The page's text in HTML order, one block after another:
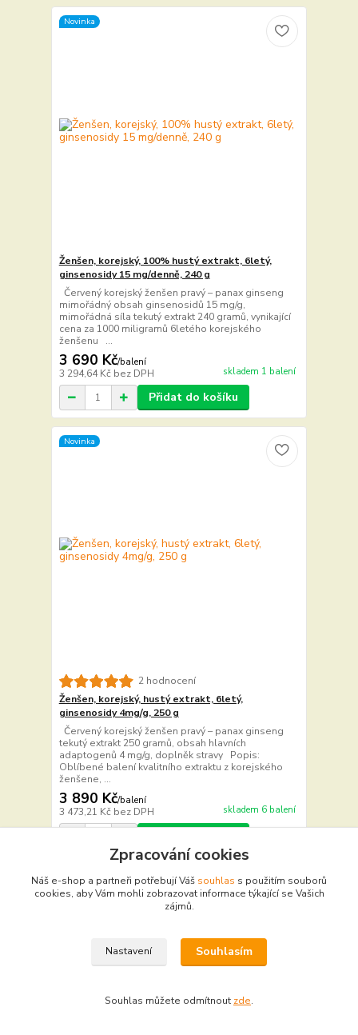
Novinka
Ženšen, korejský, 100% hustý extrakt, 6letý,
ginsenosidy 15 mg/denně, 240 g
Červený korejský ženšen pravý – panax ginseng
mimořádný obsah ginsenosidů 15 mg/g,
mimořádná síla tekutý extrakt 240 gramů, vynikající
cena za 1000 miligramů 6letého korejského
ženšenu ...
3 690 Kč/balení
3 294,64 Kč bez DPH skladem 1 balení
Přidat do košíku
Novinka
2 hodnocení
Ženšen, korejský, hustý extrakt, 6letý,
ginsenosidy 4mg/g, 250 g
Červený korejský ženšen pravý – panax ginseng
tekutý extrakt 250 gramů, obsah hlavních
adaptogenů 4 mg/g, doplněk stravy Popis:
Oblíbené balení kvalitního extraktu z korejského
ženšene, ...
3 890 Kč/balení
3 473,21 Kč bez DPH skladem 6 balení
Novinka
Zpracování cookies
Náš e-shop a partneři potřebují Váš souhlas s použitím souborů
cookies, aby Vám mohli zobrazovat informace týkající se Vašich
zájmů.
Nastavení Souhlasím
Souhlas můžete odmítnout zde.